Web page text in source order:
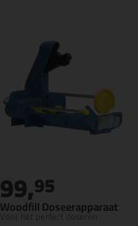
Woodfill Doseerapparaat
Voor het perfect doseren
99,95